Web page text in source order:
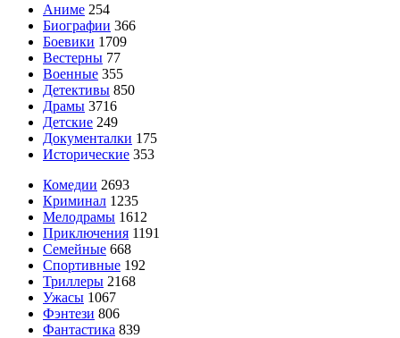
Аниме 254
Биографии 366
Боевики 1709
Вестерны 77
Военные 355
Детективы 850
Драмы 3716
Детские 249
Документалки 175
Исторические 353
Комедии 2693
Криминал 1235
Мелодрамы 1612
Приключения 1191
Семейные 668
Спортивные 192
Триллеры 2168
Ужасы 1067
Фэнтези 806
Фантастика 839